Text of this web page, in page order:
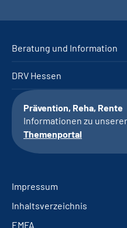
Beratung und Information
DRV Hessen
Prävention, Reha, Rente
Informationen zu
Themenportal
Impressum
Inhaltsverzeichnis
EMFA